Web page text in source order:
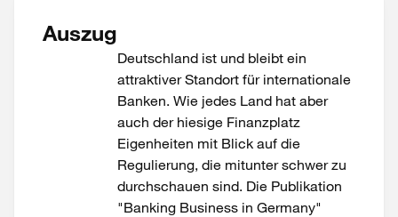
Auszug
Deutschland ist und bleibt ein
attraktiver Standort für internationale
Banken. Wie jedes Land hat aber
auch der hiesige Finanzplatz
Eigenheiten mit Blick auf die
Regulierung, die mitunter schwer zu
durchschauen sind. Die Publikation
"Banking Business in Germany"